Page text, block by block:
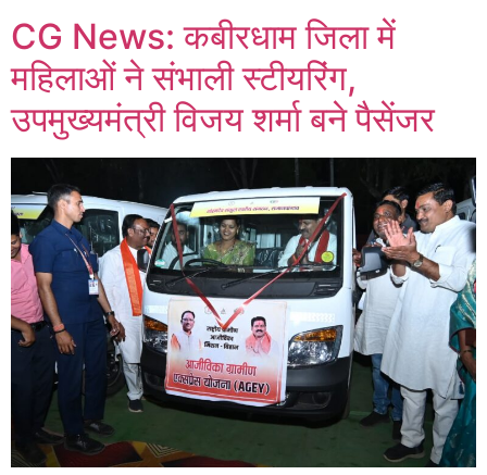
CG News: कबीरधाम जिला में
महिलाओं ने संभाली स्टीयरिंग,
उपमुख्यमंत्री विजय शर्मा बने पैसेंजर